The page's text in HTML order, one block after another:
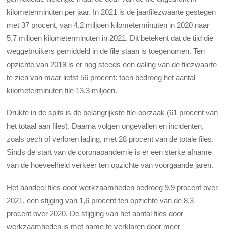
kilometerminuten per jaar. In 2021 is de jaarfilezwaarte gestegen
met 37 procent, van 4,2 miljoen kilometerminuten in 2020 naar
5,7 miljoen kilometerminuten in 2021. Dit betekent dat de tijd die
weggebruikers gemiddeld in de file staan is toegenomen. Ten
opzichte van 2019 is er nog steeds een daling van de filezwaarte
te zien van maar liefst 56 procent: toen bedroeg het aantal
kilometerminuten file 13,3 miljoen.
Drukte in de spits is de belangrijkste file-oorzaak (61 procent van
het totaal aan files). Daarna volgen ongevallen en incidenten,
zoals pech of verloren lading, met 28 procent van de totale files.
Sinds de start van de coronapandemie is er een sterke afname
van de hoeveelheid verkeer ten opzichte van voorgaande jaren.
Het aandeel files door werkzaamheden bedroeg 9,9 procent over
2021, een stijging van 1,6 procent ten opzichte van de 8,3
procent over 2020. De stijging van het aantal files door
werkzaamheden is met name te verklaren door meer